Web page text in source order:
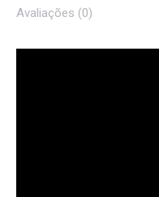
Avaliações (0)